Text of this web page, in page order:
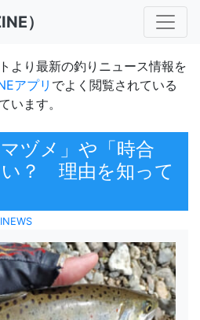
）
より最新の釣りニュース情報を
アプリ でよく閲覧されている
います。
ヅメ」や「時合
？ 理由を知って